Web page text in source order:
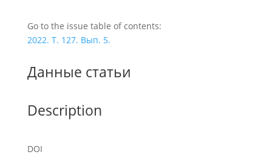
Go to the issue table of contents:
2022. Т. 127. Вып. 5.
Данные статьи
Description
DOI